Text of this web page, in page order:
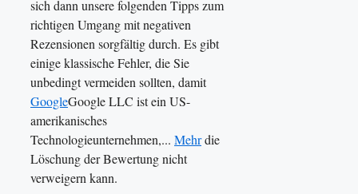
sich dann unsere folgenden Tipps zum
richtigen Umgang mit negativen
Rezensionen sorgfältig durch. Es gibt
einige klassische Fehler, die Sie
unbedingt vermeiden sollten, damit
GoogleGoogle LLC ist ein US-
amerikanisches
Technologieunternehmen,... Mehrdie
Löschung der Bewertung nicht
verweigern kann.